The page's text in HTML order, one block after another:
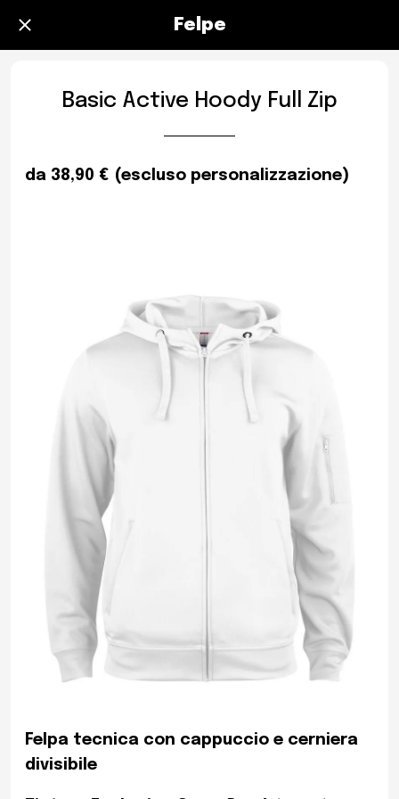
Felpe
Basic Active Hoody Full Zip
da 38,90 € (escluso personalizzazione)
Felpa tecnica con cappuccio e cerniera
divisibile